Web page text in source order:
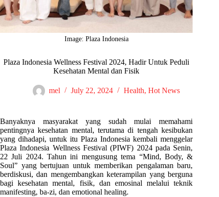
Image: Plaza Indonesia
Plaza Indonesia Wellness Festival 2024, Hadir Untuk Peduli
Kesehatan Mental dan Fisik
mel July 22, 2024 Health, Hot News
Banyaknya masyarakat yang sudah mulai memahami
pentingnya kesehatan mental, terutama di tengah kesibukan
yang dihadapi, untuk itu Plaza Indonesia kembali menggelar
Plaza Indonesia Wellness Festival (PIWF) 2024 pada Senin,
22 Juli 2024. Tahun ini mengusung tema “Mind, Body, &
Soul” yang bertujuan untuk memberikan pengalaman baru,
berdiskusi, dan mengembangkan keterampilan yang berguna
bagi kesehatan mental, fisik, dan emosinal melalui teknik
manifesting, ba-zi, dan emotional healing.